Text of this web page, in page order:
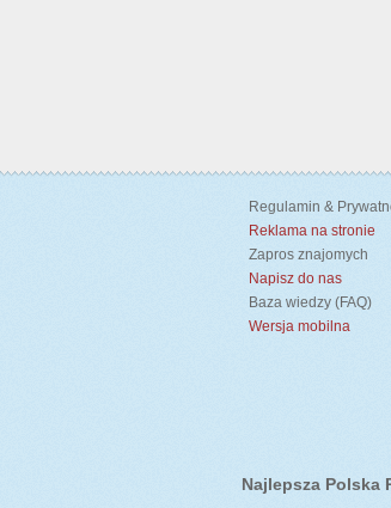
Regulamin &
Reklama na stronie
Zapros znajomych
Napisz do nas
Baza wiedzy (FAQ)
Wersja mobilna
Najlepsza Polska